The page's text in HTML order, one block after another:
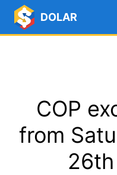
DOLAR
COP
from